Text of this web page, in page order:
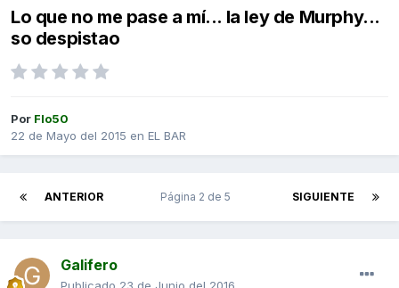
Lo que no me pase a mí... la ley de Murphy...
so despistao
Por Flo50
22 de Mayo del 2015 en EL BAR
ANTERIOR SIGUIENTE
Página 2 de 5
Galifero